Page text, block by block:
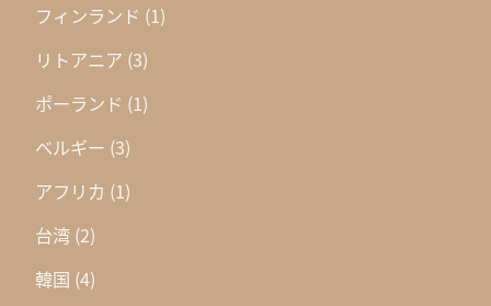
フィンランド (1)
リトアニア (3)
ポーランド (1)
ベルギー (3)
アフリカ (1)
台湾 (2)
韓国 (4)